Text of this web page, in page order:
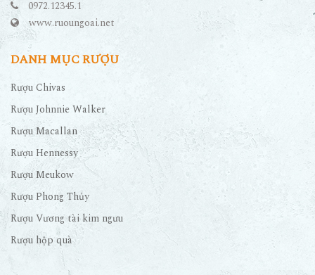
0972.12345.1
www.ruoungoai.net
DANH MỤC RƯỢU
Rượu Chivas
Rượu Johnnie Walker
Rượu Macallan
Rượu Hennessy
Rượu Meukow
Rượu Phong Thủy
Rượu Vương tài kim ngưu
Rượu hộp quà